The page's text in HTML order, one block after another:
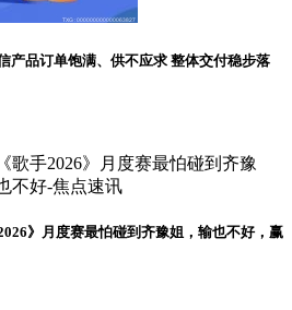
产品订单饱满、供不应求 整体交付稳步落
》月度赛最怕碰到齐豫姐，输也不好，赢